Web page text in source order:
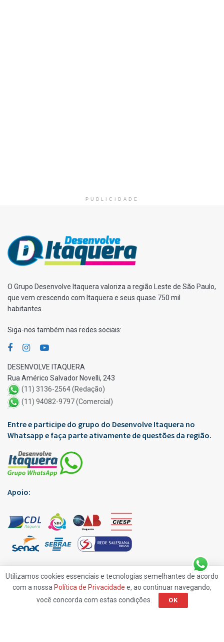
PUBLICIDADE
O Grupo Desenvolve Itaquera valoriza a região Leste de São Paulo,
que vem crescendo com Itaquera e seus quase 750 mil
habitantes.
Siga-nos também nas redes sociais:
DESENVOLVE ITAQUERA
Rua Américo Salvador Novelli, 243
(11) 3136-2564 (Redação)
(11) 94082-9797 (Comercial)
Entre e participe do grupo do Desenvolve Itaquera no
Whatsapp e faça parte ativamente de questões da região.
Apoio:
Edições Virtuais Anuncie
Contato
Utilizamos cookies essenciais e tecnologias semelhantes de acordo
com a nossa Política de Privacidade e, ao continuar navegando,
você concorda com estas condições.
OK